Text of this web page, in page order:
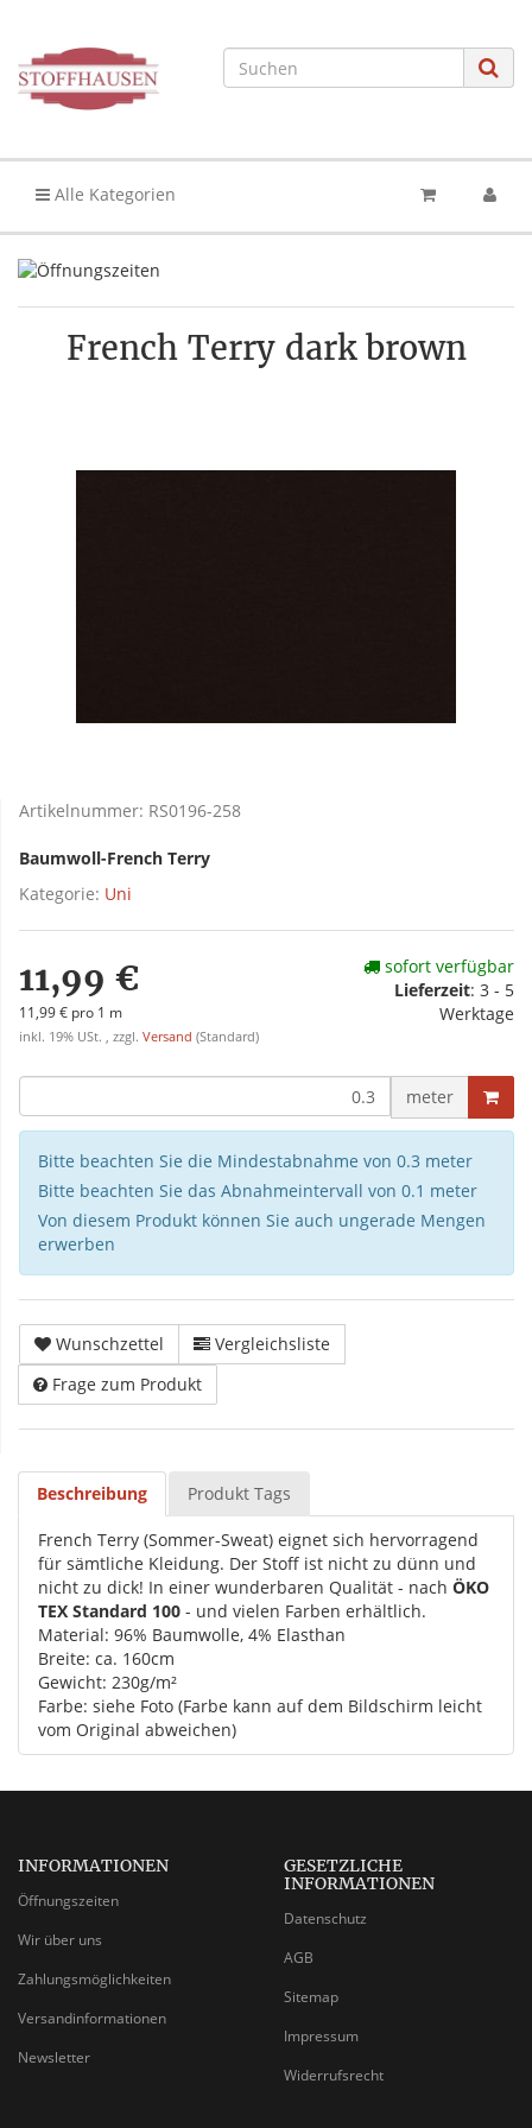
Alle Kategorien
French Terry dark brown
Artikelnummer: RS0196-258
Baumwoll-French Terry
Kategorie: Uni
11,99 €
11,99 € pro 1 m
inkl. 19% USt. , zzgl. Versand (Standard)
sofort verfügbar
Lieferzeit: 3 - 5
Werktage
meter
Bitte beachten Sie die Mindestabnahme von 0.3 meter
Bitte beachten Sie das Abnahmeintervall von 0.1 meter
Von diesem Produkt können Sie auch ungerade Mengen
erwerben
Wunschzettel
Vergleichsliste
Frage zum Produkt
Beschreibung Produkt Tags
French Terry (Sommer-Sweat) eignet sich hervorragend
für sämtliche Kleidung. Der Stoff ist nicht zu dünn und
nicht zu dick! In einer wunderbaren Qualität - nach ÖKO
TEX Standard 100 - und vielen Farben erhältlich.
Material: 96% Baumwolle, 4% Elasthan
Breite: ca. 160cm
Gewicht: 230g/m²
Farbe: siehe Foto (Farbe kann auf dem Bildschirm leicht
vom Original abweichen)
INFORMATIONEN
Öffnungszeiten
Wir über uns
Zahlungsmöglichkeiten
Versandinformationen
Newsletter
GESETZLICHE
INFORMATIONEN
Datenschutz
AGB
Sitemap
Impressum
Widerrufsrecht